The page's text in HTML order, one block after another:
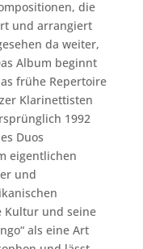
die
und arrangiert
da weiter,
Album beginnt
frühe Repertoire
Klarinettisten
1992
Duos
eigentlichen
und
Kultur und seine
als eine Art